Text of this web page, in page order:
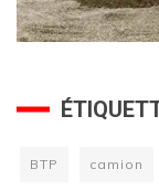
BTP camion